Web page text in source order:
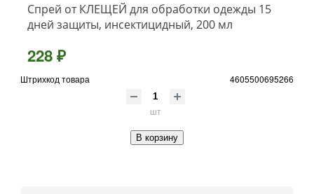
Спрей от КЛЕЩЕЙ для обработки одежды 15
дней защиты, инсектицидный, 200 мл
228 ₽
Штрихкод товара 4605500695266
шт
В корзину